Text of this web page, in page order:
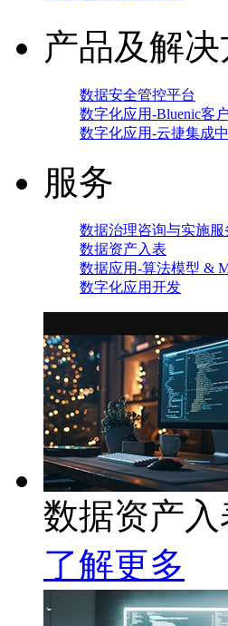
产品及解决
数据安全管控平台
数字化应用-Bluenic客
数字化应用-云捷集成中
服务
数据治理咨询与实施服
数据资产入表
数据应用-算法模型 &
数字化应用开发
数据资产入
了解更多